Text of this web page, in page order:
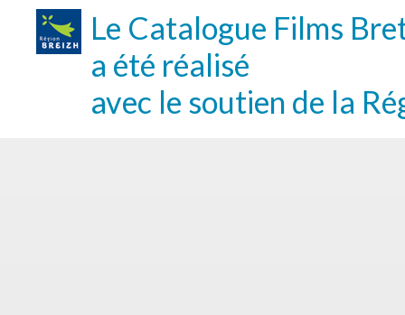
Le Catalogue Films
a été réalisé
avec le soutien de la